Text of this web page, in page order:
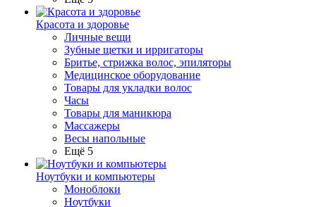
Красота и здоровье
Личные вещи
Зубные щетки и ирригаторы
Бритье, стрижка волос, эпиляторы
Медицинское оборудование
Товары для укладки волос
Часы
Товары для маникюра
Массажеры
Весы напольные
Ещё 5
Ноутбуки и компьютеры
Моноблоки
Ноутбуки